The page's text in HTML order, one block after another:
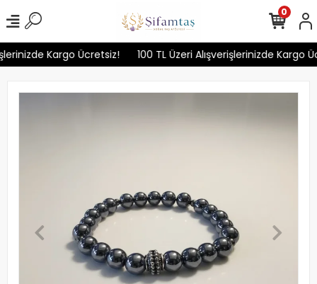
Kargo Ücretsiz! 100 TL Üzeri Alışverişlerinizde Kargo
0